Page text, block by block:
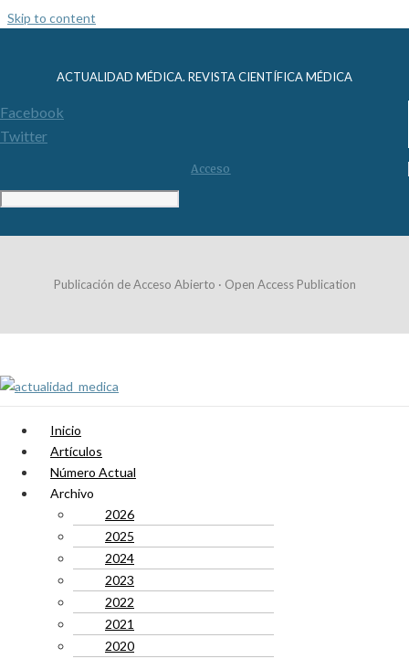
Skip to content
ACTUALIDAD MÉDICA. REVISTA CIENTÍFICA MÉDICA
Facebook
Twitter
Acceso
Publicación de Acceso Abierto · Open Access Publication
Inicio
Artículos
Número Actual
Archivo
2026
2025
2024
2023
2022
2021
2020